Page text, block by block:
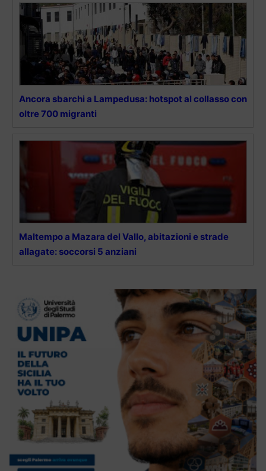
Ancora sbarchi a Lampedusa: hotspot al collasso con
oltre 700 migranti
Maltempo a Mazara del Vallo, abitazioni e strade
allagate: soccorsi 5 anziani